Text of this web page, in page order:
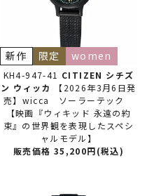
KH4-947-41 CITIZEN シチズ
ン ウィッカ
【2026年3月6日発
売】wicca ソーラーテック
【映画『ウィキッド 永遠の約
束』の世界観を表現したスペシ
ャルモデル】
新作 限定 women
販売価格 35,200円(税込)